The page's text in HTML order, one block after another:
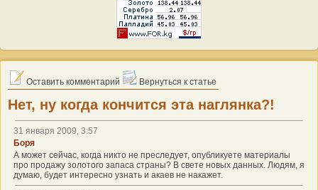
Оставить комментарий Вернуться к статье
Нет, ну когда кончится эта наглянка?!
31 января 2009, 3:57
Боря
А может сейчас, когда никто не преследует, опубликуете материалы
про продажу золотого запаса страны? В свете новых данных. Людям, я
думаю, будет интересно узнать и акаев не накажет.